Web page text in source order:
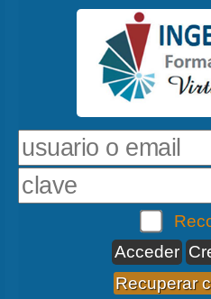
Recuperar